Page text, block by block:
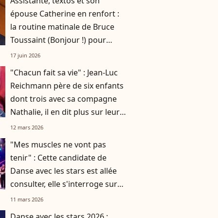
épouse Catherine en renfort :
la routine matinale de Bruce
Toussaint (Bonjour !) pour
éviter la panne d'oreiller
17 juin 2026
"Chacun fait sa vie" : Jean-Luc
Reichmann père de six enfants
dont trois avec sa compagne
Nathalie, il en dit plus sur leurs
métiers
12 mars 2026
"Mes muscles ne vont pas
tenir" : Cette candidate de
Danse avec les stars est allée
consulter, elle s'interroge sur
son avenir dans l'émission
11 mars 2026